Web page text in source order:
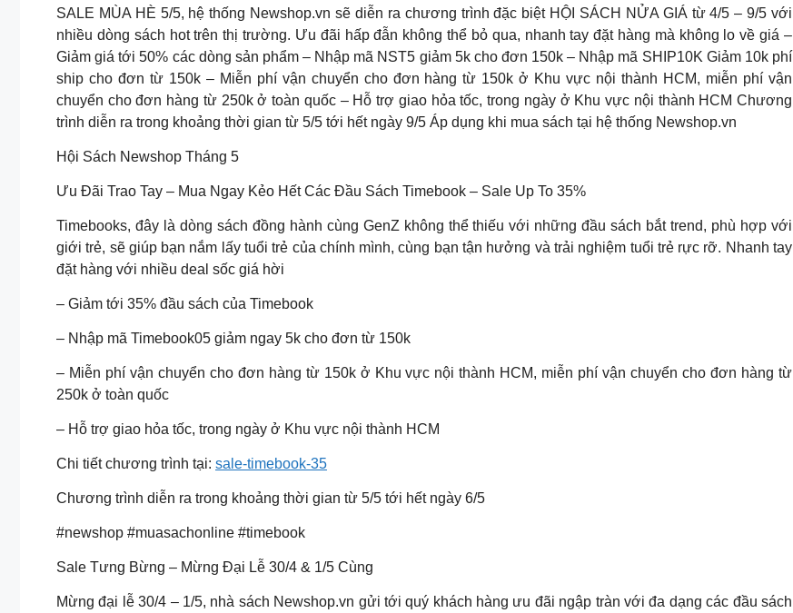
SALE MÙA HÈ 5/5, hệ thống Newshop.vn sẽ diễn ra chương trình đặc biệt HỘI SÁCH NỬA GIÁ từ 4/5 – 9/5 với
nhiều dòng sách hot trên thị trường. Ưu đãi hấp đẫn không thể bỏ qua, nhanh tay đặt hàng mà không lo về giá –
Giảm giá tới 50% các dòng sản phẩm – Nhập mã NST5 giảm 5k cho đơn 150k – Nhập mã SHIP10K Giảm 10k phí
ship cho đơn từ 150k – Miễn phí vận chuyển cho đơn hàng từ 150k ở Khu vực nội thành HCM, miễn phí vận
chuyển cho đơn hàng từ 250k ở toàn quốc – Hỗ trợ giao hỏa tốc, trong ngày ở Khu vực nội thành HCM Chương
trình diễn ra trong khoảng thời gian từ 5/5 tới hết ngày 9/5 Áp dụng khi mua sách tại hệ thống Newshop.vn
Hội Sách Newshop Tháng 5
Ưu Đãi Trao Tay – Mua Ngay Kẻo Hết Các Đầu Sách Timebook – Sale Up To 35%
Timebooks, đây là dòng sách đồng hành cùng GenZ không thể thiếu với những đầu sách bắt trend, phù hợp với
giới trẻ, sẽ giúp bạn nắm lấy tuổi trẻ của chính mình, cùng bạn tận hưởng và trải nghiệm tuổi trẻ rực rỡ. Nhanh tay
đặt hàng với nhiều deal sốc giá hời
– Giảm tới 35% đầu sách của Timebook
– Nhập mã Timebook05 giảm ngay 5k cho đơn từ 150k
– Miễn phí vận chuyển cho đơn hàng từ 150k ở Khu vực nội thành HCM, miễn phí vận chuyển cho đơn hàng từ
250k ở toàn quốc
– Hỗ trợ giao hỏa tốc, trong ngày ở Khu vực nội thành HCM
Chi tiết chương trình tại: sale-timebook-35
Chương trình diễn ra trong khoảng thời gian từ 5/5 tới hết ngày 6/5
#newshop #muasachonline #timebook
Sale Tưng Bừng – Mừng Đại Lễ 30/4 & 1/5 Cùng
Mừng đại lễ 30/4 – 1/5, nhà sách Newshop.vn gửi tới quý khách hàng ưu đãi ngập tràn với đa dạng các đầu sách